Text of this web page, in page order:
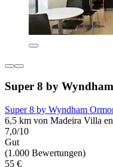
Super 8 by
Super 8 by Wyndham
6,5 km von Madeira Villa
7,0/10
Gut
(1.000 Bewertungen)
55 €